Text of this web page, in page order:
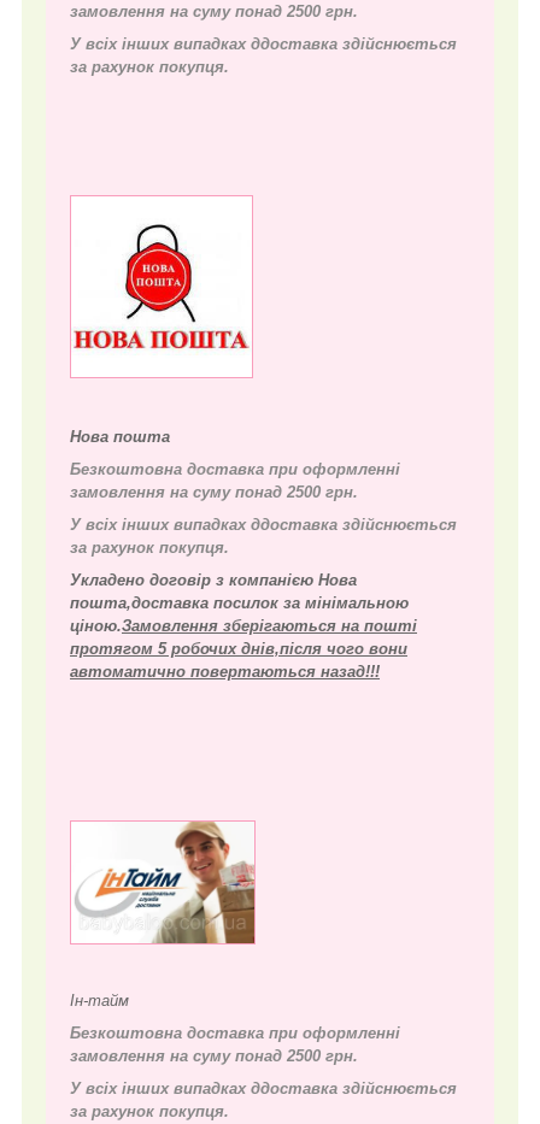
замовлення на суму понад 2500 грн.
У всіх інших випадках ддоставка здійснюється
за рахунок покупця.
Нова пошта
Безкоштовна доставка при оформленні
замовлення на суму понад 2500 грн.
У всіх інших випадках ддоставка здійснюється
за рахунок покупця.
Укладено договір з компанією Нова
пошта,доставка посилок за мінімальною
ціною.Замовлення зберігаються на пошті
протягом 5 робочих днів,після чого вони
автоматично повертаються назад!!!
Ін-тайм
Безкоштовна доставка при оформленні
замовлення на суму понад 2500 грн.
У всіх інших випадках ддоставка здійснюється
за рахунок покупця.